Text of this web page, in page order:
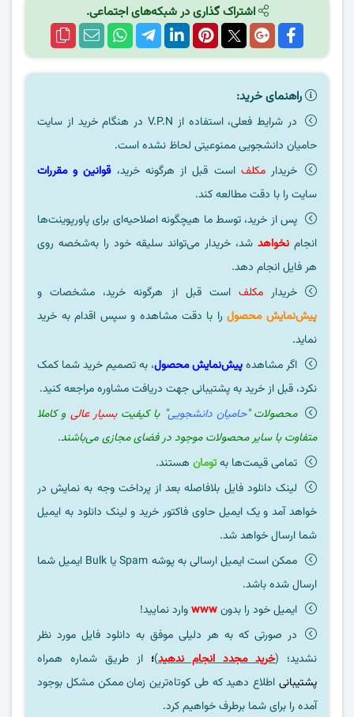
اشتراک گذاری در شبکه‌های اجتماعی.
راهنمای خرید:
در شرایط فعلی، استفاده از V.P.N در هنگام خرید از سایت
حامیان دانشجویی ممنوعیتی لحاظ نشده است.
خریدارمکلف است قبل از هرگونه خرید،قوانین و مقررات
سایت را با دقت مطالعه کند.
پس از خرید، توسط ما هیچگونه اصلاحیه‌ای برای پاورپوینت‌ها
انجام نخواهد شد، خریدار می‌تواند سلیقه خود را به‌شخصه روی
هر فایل انجام دهد.
خریدارمکلف است قبل از هرگونه خرید، مشخصات و
پیش‌نمایش محصولرا با دقت مشاهده و سپس اقدام به خرید
نماید.
اگر مشاهدهپیش‌نمایش محصول، به تصمیم خرید شما کمک
نکرد، قبل از خرید به پشتیبانی جهت دریافت مشاوره مراجعه کنید.
محصولات "حامیان دانشجویی" با کیفیت بسیار عالی و کاملا
متفاوت با سایر محصولات موجود در فضای مجازی می‌باشند.
تمامی قیمت‌ها بهتومان هستند.
لینک دانلود فایل بلافاصله بعد از پرداخت وجه به نمایش در
خواهد آمد و یک ایمیل حاوی فاکتور خرید و لینک دانلود به ایمیل
شما ارسال خواهد شد.
ممکن است ایمیل ارسالی به پوشه Spam یا Bulk ایمیل شما
ارسال شده باشد.
ایمیل خود را بدونwwwوارد نمایید!
در صورتی که به هر دلیلی موفق به دانلود فایل مورد نظر
نشدید؛ (خرید مجدد انجام ندهید)؛ از طریق شماره همراه
پشتیبانی اطلاع دهید که طی کوتاه‌ترین زمان ممکن مشکل بوجود
آمده را برای شما برطرف خواهیم کرد.